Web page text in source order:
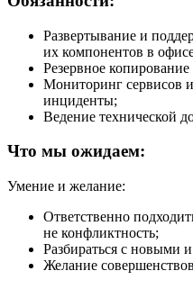
Развертывание и
их компонентов в
Резервное
Мониторинг сервисов
инциденты;
Ведение технической
Что мы ожидаем:
Умение и желание:
Ответственно
не конфликтность;
Разбираться с новыми
Желание